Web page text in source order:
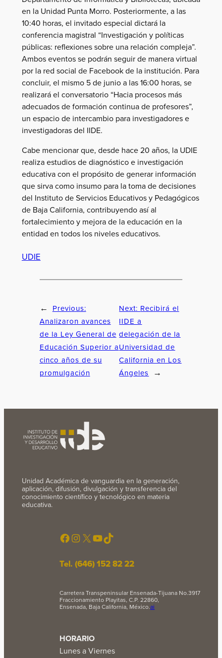
en la Unidad Punta Morro. Posteriormente, a las
10:40 horas, el invitado especial dictará la
conferencia magistral “Investigación y políticas
públicas: reflexiones sobre una relación compleja”.
Ambos eventos se podrán seguir de manera virtual
por la red social de Facebook de la institución. Para
concluir, el mismo 5 de junio a las 16:00 horas, se
realizará el conversatorio “Hacia procesos más
adecuados de formación continua de profesores”,
un espacio de intercambio para investigadores e
investigadoras del IIDE.
Cabe mencionar que, desde hace 20 años, la UDIE
realiza estudios de diagnóstico e investigación
educativa con el propósito de generar información
que sirva como insumo para la toma de decisiones
del Instituto de Servicios Educativos y Pedagógicos
de Baja California, contribuyendo así al
fortalecimiento y mejora de la educación en la
entidad en todos los niveles educativos.
UDIE
←
Previous:
Analizaron avances
de la Ley General de
Educación Superior a
cinco años de su
promulgación
Next: Recibirá el
IIDE a
delegación de la
Universidad de
California en Los
Ángeles
→
Unidad Académica de vanguardia en la generación,
aplicación, difusión, divulgación y transferencia del
conocimiento científico y tecnológico en materia
educativa.
Facebook Instagram X YouTube TikTok
Tel. (646) 152 82 22
Carretera Transpeninsular Ensenada-Tijuana No.3917
Fraccionamiento Playitas, C.P. 22860,
Ensenada, Baja California, México.ai
HORARIO
Lunes a Viernes